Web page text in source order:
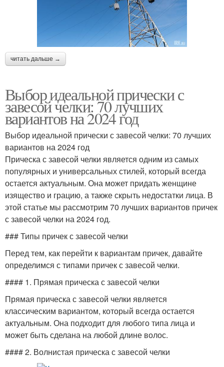
читать дальше →
Выбор идеальной прически с
завесой челки: 70 лучших
вариантов на 2024 год
Выбор идеальной прически с завесой челки: 70 лучших
вариантов на 2024 год
Прическа с завесой челки является одним из самых
популярных и универсальных стилей, который всегда
остается актуальным. Она может придать женщине
изящество и грацию, а также скрыть недостатки лица. В
этой статье мы рассмотрим 70 лучших вариантов причек
с завесой челки на 2024 год.
### Типы причек с завесой челки
Перед тем, как перейти к вариантам причек, давайте
определимся с типами причек с завесой челки.
#### 1. Прямая прическа с завесой челки
Прямая прическа с завесой челки является
классическим вариантом, который всегда остается
актуальным. Она подходит для любого типа лица и
может быть сделана на любой длине волос.
#### 2. Волнистая прическа с завесой челки